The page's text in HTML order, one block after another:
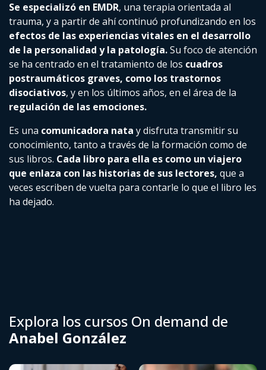
Se especializó en EMDR, una terapia orientada al
trauma, y a partir de ahí continuó profundizando en los
efectos de las experiencias vitales en el desarrollo
de la personalidad y la patología.Su foco de atención
se ha centrado en el tratamiento de los cuadros
postraumáticos graves, como los trastornos
disociativos, y en los últimos años, en el área de la
regulación de las emociones.
Es una comunicadora nata y disfruta transmitir su
conocimiento, tanto a través de la formación como de
sus libros. Cada libro para ella es como un viajero
que enlaza con las historias de sus lectores, que a
veces escriben de vuelta para contarle lo que el libro les
ha dejado.
Explora los cursos On demand de
Anabel González